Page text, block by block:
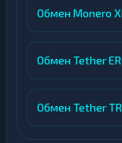
Обмен Monero
Обмен Tether
Обмен Tether